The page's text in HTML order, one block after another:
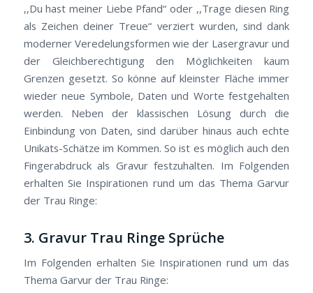
,,Du hast meiner Liebe Pfand“ oder ,,Trage diesen Ring
als Zeichen deiner Treue“ verziert wurden, sind dank
moderner Veredelungsformen wie der Lasergravur und
der Gleichberechtigung den Möglichkeiten kaum
Grenzen gesetzt. So könne auf kleinster Fläche immer
wieder neue Symbole, Daten und Worte festgehalten
werden. Neben der klassischen Lösung durch die
Einbindung von Daten, sind darüber hinaus auch echte
Unikats-Schätze im Kommen. So ist es möglich auch den
Fingerabdruck als Gravur festzuhalten. Im Folgenden
erhalten Sie Inspirationen rund um das Thema Garvur
der Trau Ringe:
3. Gravur Trau Ringe Sprüche
Im Folgenden erhalten Sie Inspirationen rund um das
Thema Garvur der Trau Ringe: